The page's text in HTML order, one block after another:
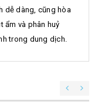
dễ dàng, cũng hòa
ẩm và phân huỷ
trong dung dịch.